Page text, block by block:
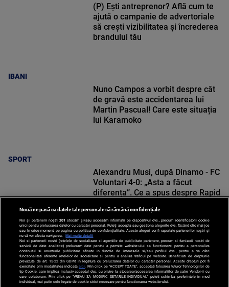
IBANI
(P) Ești antreprenor? Află cum te
ajută o campanie de advertoriale
să crești vizibilitatea și încrederea
brandului tău
SPORT
Nuno Campos a vorbit despre cât
de gravă este accidentarea lui
Martin Pascual! Care este situația
lui Karamoko
SPORT
Alexandru Musi, după Dinamo - FC
Voluntari 4-0: „Asta a făcut
diferența”. Ce a spus despre Rapid
Nouă ne pasă ca datele tale personale să rămână confidențiale
Noi și partenerii noștri 201 stocăm și/sau accesăm informații pe dispozitivul dvs., precum identificatorii cookie
unici pentru prelucrarea datelor cu caracter personal. Puteți accepta sau gestiona alegerile dvs. făcând clic mai jos
sau în orice moment, pe pagina cu politica de confidențialitate. Aceste alegeri vor fi raportate partenerilor noștri și
nu vă vor afecta navigarea.
Mai multe detalii
Noi si partenerii nostri (retelele de socializare si agentiile de publicitate partenere, precum si furnizorii nostri de
servicii de date analitice) prelucram date pentru a permite website-ului sa functioneze, pentru a personaliza
continutul si anunturile publicitare afisate in functie de interesele si/sau profilul dvs., pentru a va oferi
functionalitati aferente retelelor de socializare si pentru a analiza traficul pe website. Beneficiati de drepturile
prevazute de art. 15-22 din GDPR in legatura cu prelucrarea datelor cu caracter personal. Aceste drepturi pot fi
exercitate prin modalitatea indicataaici . Prin click pe “ACCEPT TOATE”, acceptati folosirea tuturor Tehnologiilor de
tip Cookie, care implica inclusiv acceptul dvs. cu privire la stocarea/accesarea informatiilor de catre Vendor-ii cu
care colaboram. Prin click pe “VREAU SA MODIFIC SETARILE INDIVIDUAL” puteti schimba preferintele in mod
individual, mai putin cele legate de cookie strict necesare pentru functionarea website-ului.